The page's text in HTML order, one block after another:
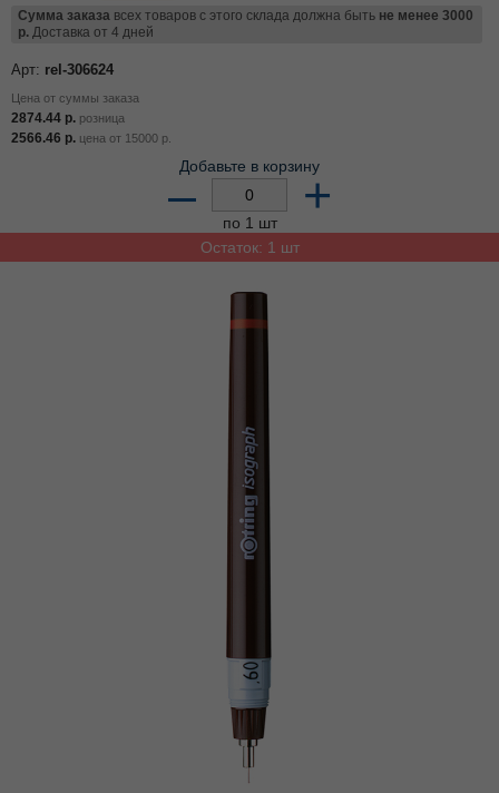
Сумма заказа всех товаров с этого склада должна быть не менее 3000
р. Доставка от 4 дней
Арт: rel-306624
Цена от суммы заказа
2874.44 р. розница
2566.46 р. цена от 15000 р.
Добавьте в корзину
– +
по 1 шт
Остаток: 1 шт